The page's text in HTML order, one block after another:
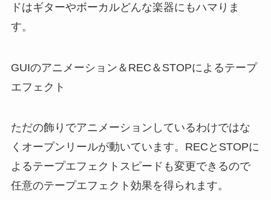
ドはギターやボーカルどんな楽器にもハマりま
す。
GUIのアニメーション＆REC＆STOPによるテープ
エフェクト
ただの飾りでアニメーションしているわけではな
くオープンリールが動いています。RECとSTOPに
よるテープエフェクトスピードも変更できるので
任意のテープエフェクト効果を得られます。